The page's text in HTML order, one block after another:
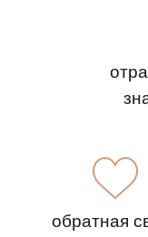
обратная